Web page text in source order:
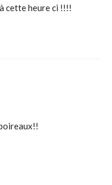
cette heure ci !!!!